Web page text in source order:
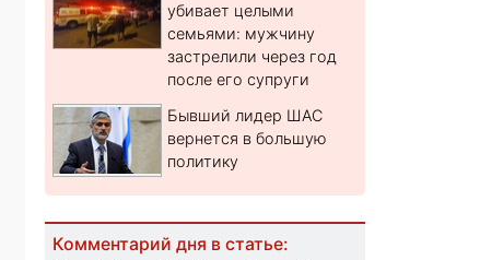
убивает целыми
семьями: мужчину
застрелили через год
после его супруги
Бывший лидер ШАС
вернется в большую
политику
Комментарий дня в статье: